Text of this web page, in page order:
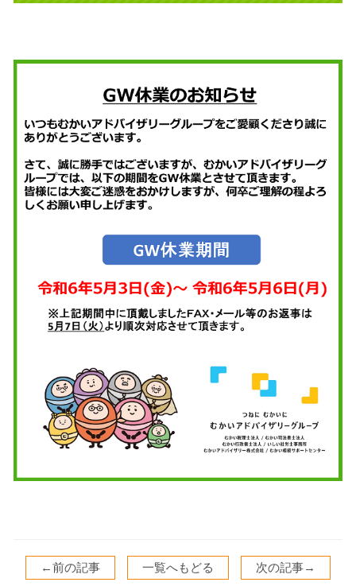
←前の記事 一覧へもどる 次の記事→